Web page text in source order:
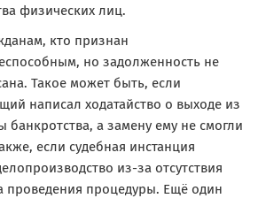
физических лиц.
кто признан
но задолженность не
Такое может быть, если
написал ходатайство о выходе из
банкротства, а замену ему не смогли
если судебная инстанция
из-за отсутствия
проведения процедуры. Ещё один